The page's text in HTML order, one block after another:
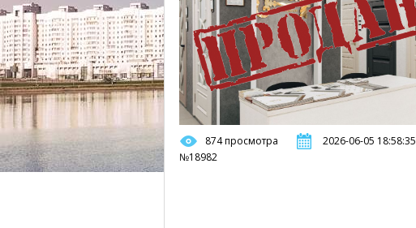
874 просмотра
2026-06-05 18:58:35
№18982